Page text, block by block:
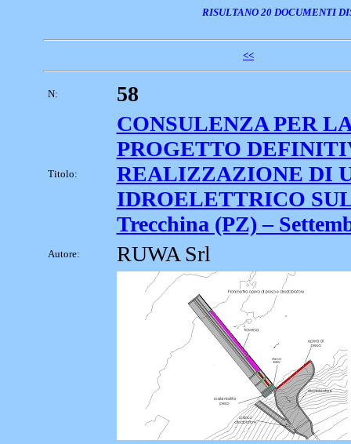
RISULTANO 20 DOCUMENTI
<<
N: 58
Titolo:
CONSULENZA PER
PROGETTO
REALIZZAZIONE DI
IDROELETTRICO
Trecchina (PZ) –
Autore: RUWA Srl